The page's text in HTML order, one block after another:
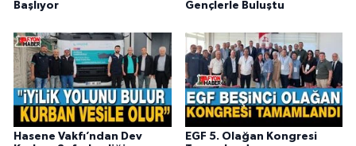
Başlıyor
Gençlerle Buluştu
Hasene Vakfı’ndan Dev
EGF 5. Olağan Kongresi